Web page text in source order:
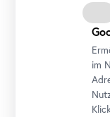
Alle
im